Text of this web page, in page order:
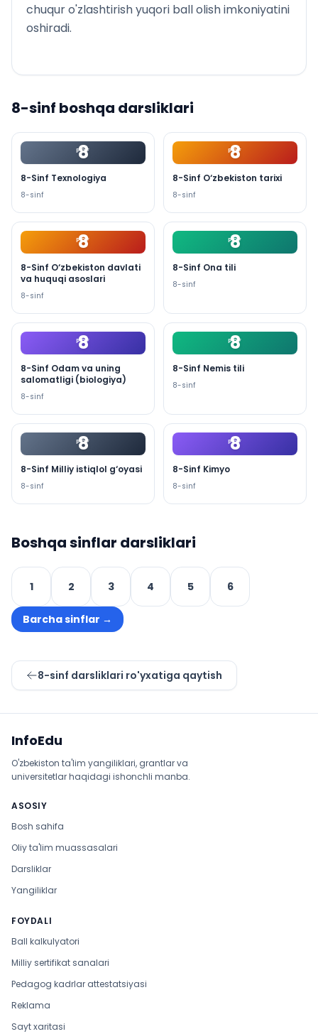
chuqur o'zlashtirish yuqori ball olish imkoniyatini
oshiradi.
8-sinf boshqa darsliklari
8
PDF
8-Sinf Texnologiya
8-sinf
8
PDF
8-Sinf O‘zbekiston tarixi
8-sinf
8
PDF
8-Sinf O‘zbekiston davlati
va huquqi asoslari
8-sinf
8
PDF
8-Sinf Ona tili
8-sinf
8
PDF
8-Sinf Odam va uning
salomatligi (biologiya)
8-sinf
8
PDF
8-Sinf Nemis tili
8-sinf
8
PDF
8-Sinf Milliy istiqlol g‘oyasi
8-sinf
8
PDF
8-Sinf Kimyo
8-sinf
Boshqa sinflar darsliklari
1 2 3 4 5 6
Barcha sinflar →
8-sinf darsliklari ro'yxatiga qaytish
InfoEdu
O'zbekiston ta'lim yangiliklari, grantlar va
universitetlar haqidagi ishonchli manba.
ASOSIY
Bosh sahifa
Oliy ta'lim muassasalari
Darsliklar
Yangiliklar
FOYDALI
Ball kalkulyatori
Milliy sertifikat sanalari
Pedagog kadrlar attestatsiyasi
Reklama
Sayt xaritasi